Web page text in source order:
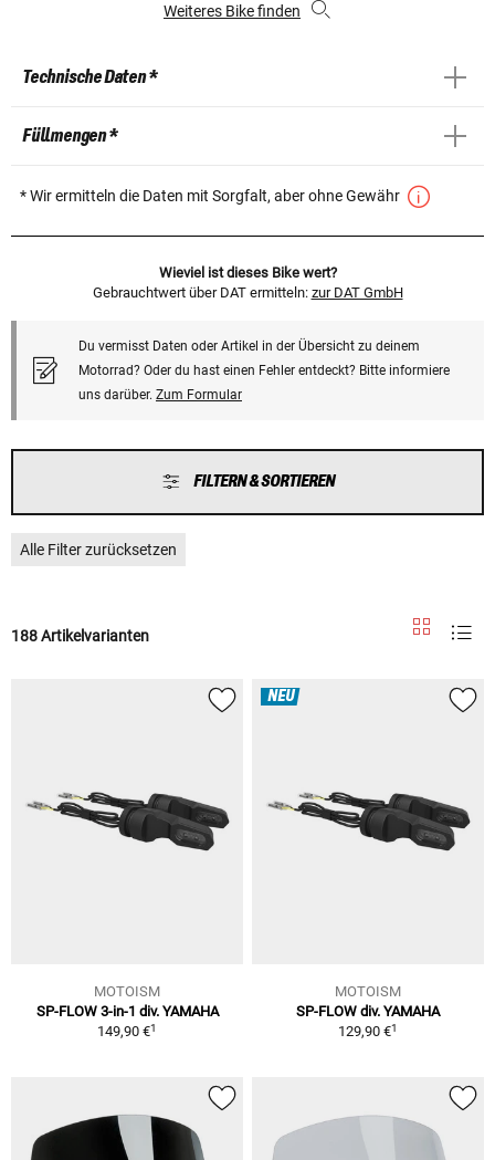
Weiteres Bike finden
Technische Daten *
Füllmengen *
* Wir ermitteln die Daten mit Sorgfalt, aber ohne Gewähr
Wieviel ist dieses Bike wert?
Gebrauchtwert über DAT ermitteln: zur DAT GmbH
Du vermisst Daten oder Artikel in der Übersicht zu deinem
Motorrad? Oder du hast einen Fehler entdeckt? Bitte informiere
uns darüber. Zum Formular
FILTERN & SORTIEREN
Alle Filter zurücksetzen
188 Artikelvarianten
MOTOISM
SP-FLOW 3-in-1 div. YAMAHA
149,90 €1
NEU
MOTOISM
SP-FLOW div. YAMAHA
129,90 €1